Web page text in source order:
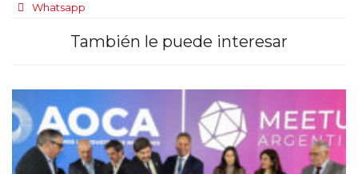
Whatsapp
También le puede interesar